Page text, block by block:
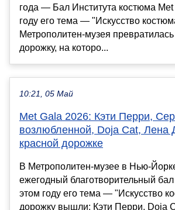
года — Бал Института костюма
году его тема — "Искусство
Метрополитен-музея
дорожку, на которо...
10:21, 05 Май
Met Gala 2026: Кэти Перри,
возлюбленной, Doja Cat, Лена
красной дорожке
В Метрополитен-музее в Нью-
ежегодный благотворительный
этом году его тема — "Искусство
дорожку вышли: Кэти Перри, Doja